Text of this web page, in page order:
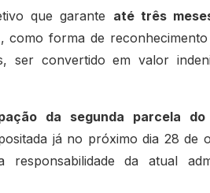
que garante até três
, como forma de reconhecimento
ser convertido em valor
da segunda parcela do
já no próximo dia 28 de
da atual